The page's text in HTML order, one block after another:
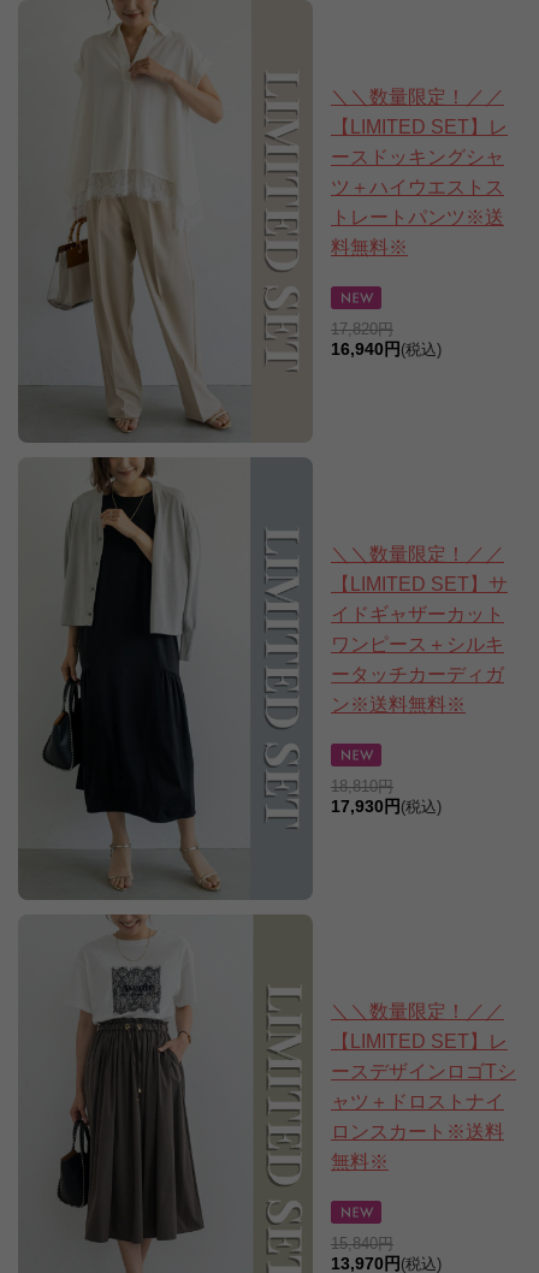
＼＼数量限定！／／
【LIMITED SET】レ
ースドッキングシャ
ツ＋ハイウエストス
トレートパンツ※送
料無料※
17,820円
16,940円 (税込)
＼＼数量限定！／／
【LIMITED SET】サ
イドギャザーカット
ワンピース＋シルキ
ータッチカーディガ
ン※送料無料※
18,810円
17,930円 (税込)
＼＼数量限定！／／
【LIMITED SET】レ
ースデザインロゴTシ
ャツ＋ドロストナイ
ロンスカート※送料
無料※
15,840円
13,970円 (税込)